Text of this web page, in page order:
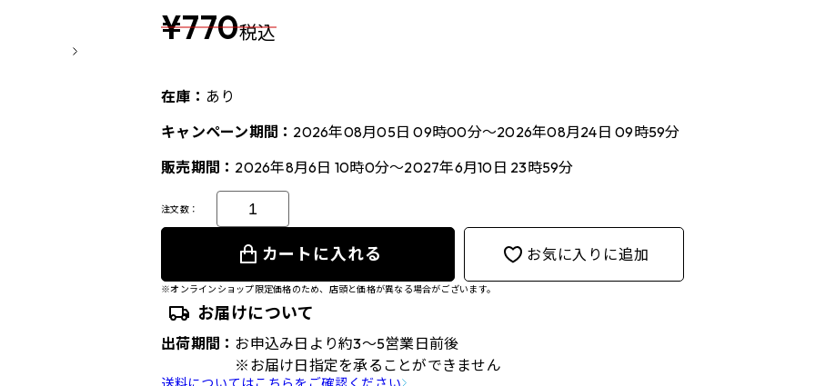
¥770税込
在庫： あり
キャンペーン期間： 2026年08月05日 09時00分～2026年08月24日 09時59分
販売期間： 2026年8月6日 10時0分～2027年6月10日 23時59分
注文数：
カートに入れる お気に入りに追加
※オンラインショップ限定価格のため、店頭と価格が異なる場合がございます。
お届けについて
出荷期間： お申込み日より約3～5営業日前後
※お届け日指定を承ることができません